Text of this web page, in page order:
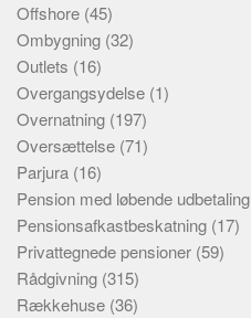
Offshore (45)
Ombygning (32)
Outlets (16)
Overgangsydelse (1)
Overnatning (197)
Oversættelse (71)
Parjura (16)
Pension med løbende udbetaling
Pensionsafkastbeskatning (17)
Privattegnede pensioner (59)
Rådgivning (315)
Rækkehuse (36)